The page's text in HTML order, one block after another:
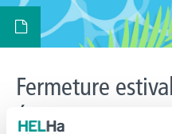
Fermeture
École du 11